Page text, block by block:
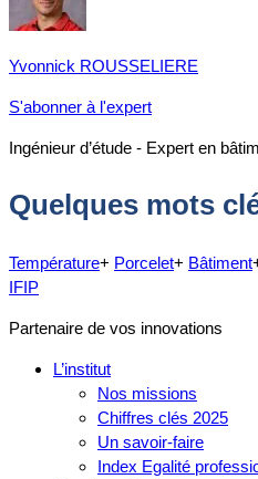
Yvonnick ROUSSELIERE
S'abonner à l'expert
Ingénieur d’étude - Expert en
Quelques mots
Température+ Porcelet+ Bâtiment
IFIP
Partenaire de vos innovations
L’institut
Nos missions
Chiffres clés 2025
Un savoir-faire
Index Egalité